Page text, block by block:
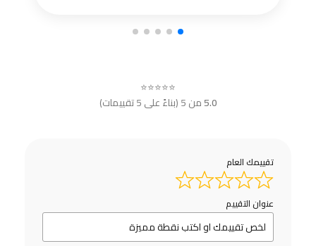
⭐⭐⭐⭐⭐
5.0من 5 (بناءً على 5 تقييمات)
تقييمك العام
عنوان التقييم